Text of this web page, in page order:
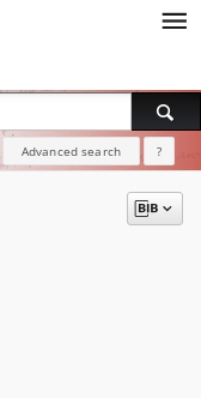
Advanced search ?